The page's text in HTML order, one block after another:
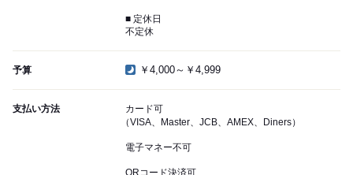
■ 定休日
不定休
予算 ￥4,000～￥4,999
支払い方法
カード可
（VISA、Master、JCB、AMEX、Diners）
電子マネー不可